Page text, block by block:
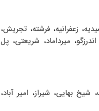
زعفرانیه، فرشته، تجریش،
میرداماد، شریعتی، پل
بهایی، شیراز، امیر آباد،